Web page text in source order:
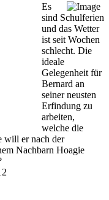
Es
sind Schulferien
und das Wetter
ist seit Wochen
schlecht. Die
ideale
Gelegenheit für
Bernard an
seiner neusten
Erfindung zu
arbeiten,
welche die
will er nach der
Nachbarn Hoagie